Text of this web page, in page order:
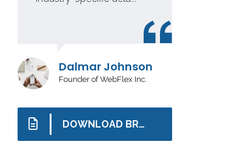
Dalmar Johnson
Founder of WebFlex Inc.
DOWNLOAD BROCHURE